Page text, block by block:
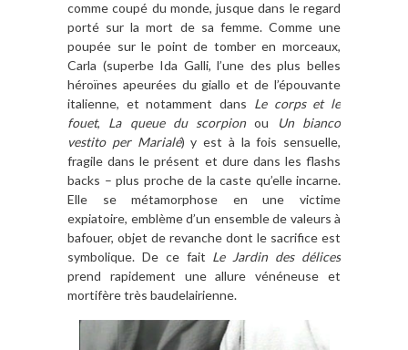
comme coupé du monde, jusque dans le regard
porté sur la mort de sa femme. Comme une
poupée sur le point de tomber en morceaux,
Carla (superbe Ida Galli, l’une des plus belles
héroïnes apeurées du giallo et de l’épouvante
italienne, et notamment dans Le corps et le
fouet, La queue du scorpionou
Un bianco
vestito per Marialé) y est à la fois sensuelle,
fragile dans le présent et dure dans les flashs
backs – plus proche de la caste qu’elle incarne.
Elle se métamorphose en une victime
expiatoire, emblème d’un ensemble de valeurs à
bafouer, objet de revanche dont le sacrifice est
symbolique. De ce fait Le Jardin des délices
prend rapidement une allure vénéneuse et
mortifère très baudelairienne.